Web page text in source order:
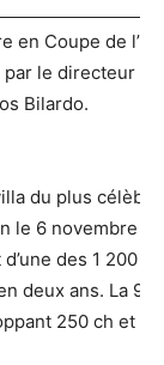
Coupe de
par le directeur
Bilardo.
du plus
le 6 novembre
des 1 200
deux ans. La
250 ch et